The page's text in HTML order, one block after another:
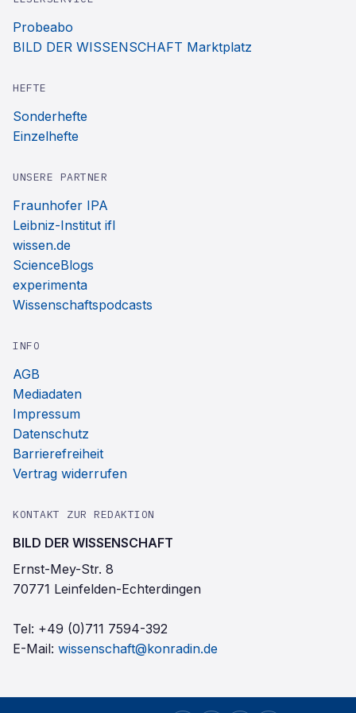
Probeabo
BILD DER WISSENSCHAFT Marktplatz
HEFTE
Sonderhefte
Einzelhefte
UNSERE PARTNER
Fraunhofer IPA
Leibniz-Institut ifl
wissen.de
ScienceBlogs
experimenta
Wissenschaftspodcasts
INFO
AGB
Mediadaten
Impressum
Datenschutz
Barrierefreiheit
Vertrag widerrufen
KONTAKT ZUR REDAKTION
BILD DER WISSENSCHAFT
Ernst-Mey-Str. 8
70771 Leinfelden-Echterdingen
Tel: +49 (0)711 7594-392
E-Mail: wissenschaft@konradin.de